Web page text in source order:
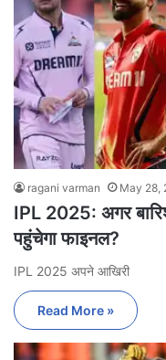
ragani varman May 28,
IPL 2025: अगर
पहुंचेगा फाइनल?
IPL 2025 अपने आखिरी
Read More »